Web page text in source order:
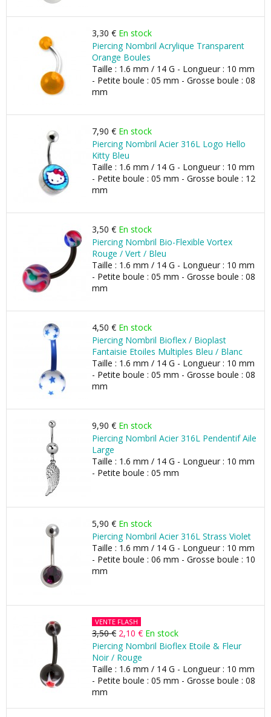
3,30 € En stock
Piercing Nombril Acrylique Transparent
Orange Boules
Taille : 1.6 mm / 14 G - Longueur : 10 mm
- Petite boule : 05 mm - Grosse boule : 08
mm
7,90 € En stock
Piercing Nombril Acier 316L Logo Hello
Kitty Bleu
Taille : 1.6 mm / 14 G - Longueur : 10 mm
- Petite boule : 05 mm - Grosse boule : 12
mm
3,50 € En stock
Piercing Nombril Bio-Flexible Vortex
Rouge / Vert / Bleu
Taille : 1.6 mm / 14 G - Longueur : 10 mm
- Petite boule : 05 mm - Grosse boule : 08
mm
4,50 € En stock
Piercing Nombril Bioflex / Bioplast
Fantaisie Etoiles Multiples Bleu / Blanc
Taille : 1.6 mm / 14 G - Longueur : 10 mm
- Petite boule : 05 mm - Grosse boule : 08
mm
9,90 € En stock
Piercing Nombril Acier 316L Pendentif Aile
Large
Taille : 1.6 mm / 14 G - Longueur : 10 mm
- Petite boule : 05 mm
5,90 € En stock
Piercing Nombril Acier 316L Strass Violet
Taille : 1.6 mm / 14 G - Longueur : 10 mm
- Petite boule : 06 mm - Grosse boule : 10
mm
VENTE FLASH
3,50 € 2,10 € En stock
Piercing Nombril Bioflex Etoile & Fleur
Noir / Rouge
Taille : 1.6 mm / 14 G - Longueur : 10 mm
- Petite boule : 05 mm - Grosse boule : 08
mm